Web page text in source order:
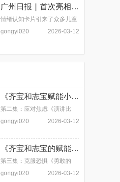
广州日报｜首次亮相慈善展会，这套儿童情绪卡片火了！
情绪认知卡片引来了众多儿童
和家长的关注
gongyi020 2026-03-12
《齐宝和志宝赋能小故事》第二集：应对焦虑
第二集：应对焦虑《演讲比
gongyi020 2026-03-12
《齐宝和志宝的赋能小故事》第三集：克服恐惧
第三集：克服恐惧《勇敢的
gongyi020 2026-03-12